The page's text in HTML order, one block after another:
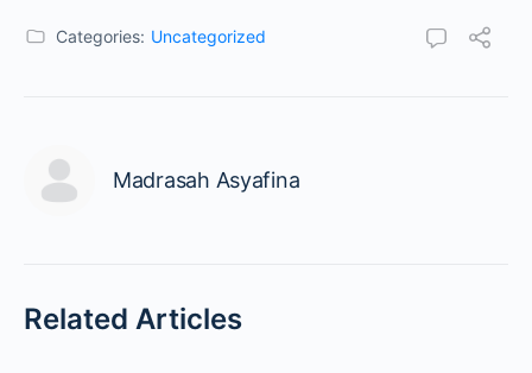
Categories: Uncategorized
Madrasah Asyafina
Related Articles